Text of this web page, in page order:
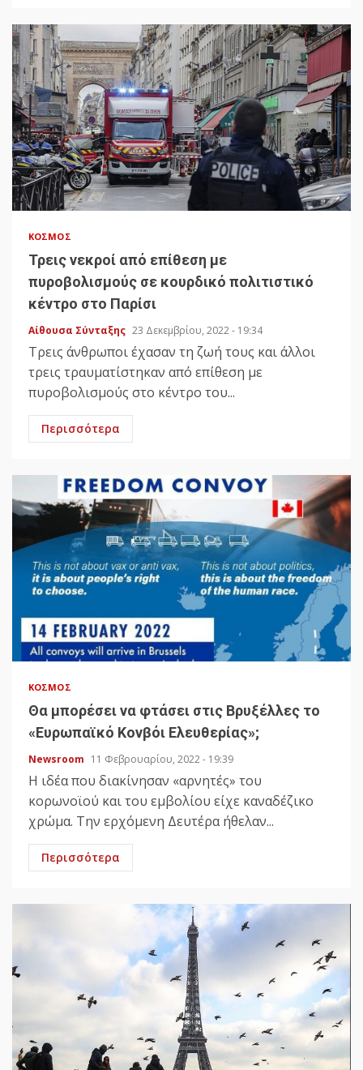
ΚΌΣΜΟΣ
Τρεις νεκροί από επίθεση με
πυροβολισμούς σε κουρδικό πολιτιστικό
κέντρο στο Παρίσι
Αίθουσα Σύνταξης 23 Δεκεμβρίου, 2022 - 19:34
Τρεις άνθρωποι έχασαν τη ζωή τους και άλλοι
τρεις τραυματίστηκαν από επίθεση με
πυροβολισμούς στο κέντρο του...
Περισσότερα
ΚΌΣΜΟΣ
Θα μπορέσει να φτάσει στις Βρυξέλλες το
«Ευρωπαϊκό Κονβόι Ελευθερίας»;
Newsroom 11 Φεβρουαρίου, 2022 - 19:39
Η ιδέα που διακίνησαν «αρνητές» του
κορωνοϊού και του εμβολίου είχε καναδέζικο
χρώμα. Την ερχόμενη Δευτέρα ήθελαν...
Περισσότερα